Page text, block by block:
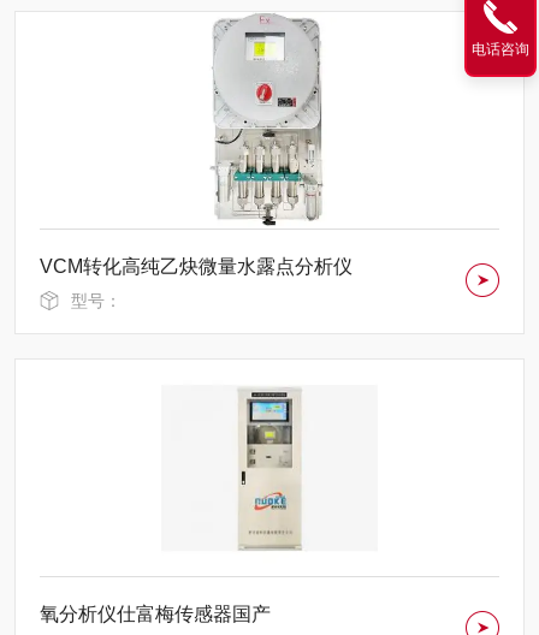
VCM转化高纯乙炔微量水露点分析仪
型号：
氧分析仪仕富梅传感器国产
电话咨询